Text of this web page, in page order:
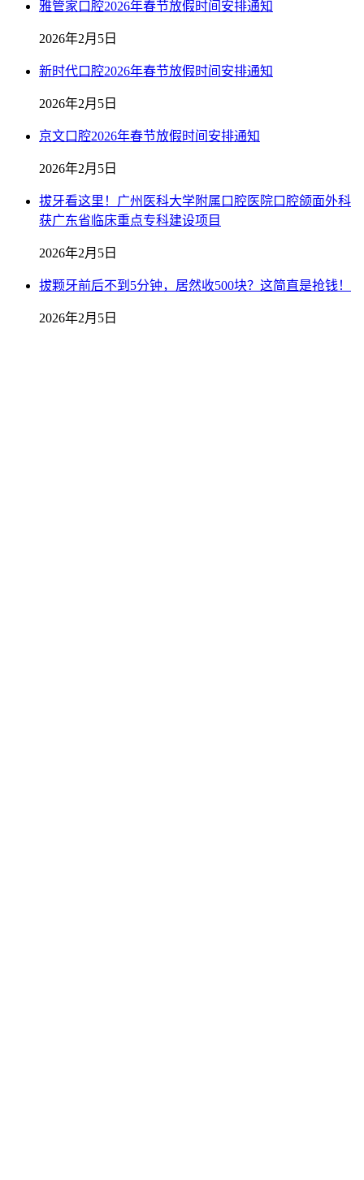
雅管家口腔2026年春节放假时间安排通知
2026年2月5日
新时代口腔2026年春节放假时间安排通知
2026年2月5日
京文口腔2026年春节放假时间安排通知
2026年2月5日
拔牙看这里！广州医科大学附属口腔医院口腔颌面外科
获广东省临床重点专科建设项目
2026年2月5日
拔颗牙前后不到5分钟，居然收500块？这简直是抢钱！
2026年2月5日